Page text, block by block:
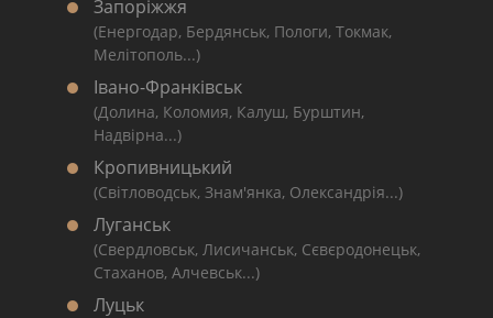
Запоріжжя
(Енергодар, Бердянськ, Пологи, Токмак,
Мелітополь...)
Івано-Франківськ
(Долина, Коломия, Калуш, Бурштин,
Надвірна...)
Кропивницький
(Світловодськ, Знам'янка, Олександрія...)
Луганськ
(Свердловськ, Лисичанськ, Сєвєродонецьк,
Стаханов, Алчевськ...)
Луцьк